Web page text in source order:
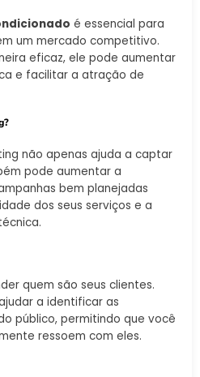
é essencial para
um mercado competitivo.
eficaz, ele pode aumentar
e facilitar a atração de
não apenas ajuda a captar
pode aumentar a
bem planejadas
dos seus serviços e a
quem são seus clientes.
a identificar as
público, permitindo que você
ressoem com eles.